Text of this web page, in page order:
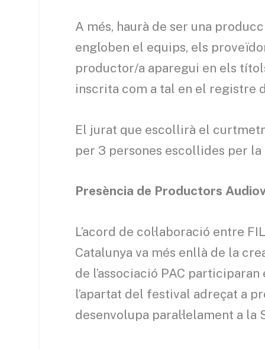
A més, haurà de ser una
engloben el equips, els
productor/a aparegui en els
inscrita com a tal en el registre
El jurat que escollirà el
per 3 persones escollides per la
Presència de Productors
L’acord de col·laboració entre
Catalunya va més enllà de la
de l’associació PAC
l’apartat del festival adreçat a
desenvolupa paral·lelament a la